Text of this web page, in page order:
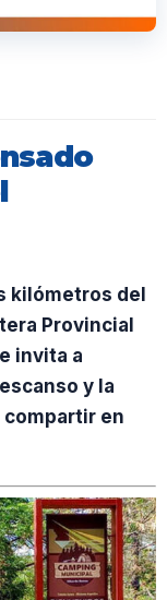
kilómetros del
Provincial
invita a
y la
compartir en